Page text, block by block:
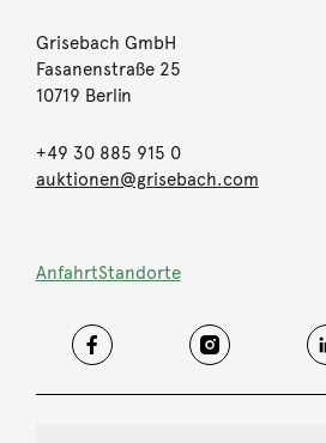
Grisebach GmbH
Fasanenstraße 25
10719 Berlin
+49 30 885 915 0
auktionen@grisebach.com
AnfahrtStandorte